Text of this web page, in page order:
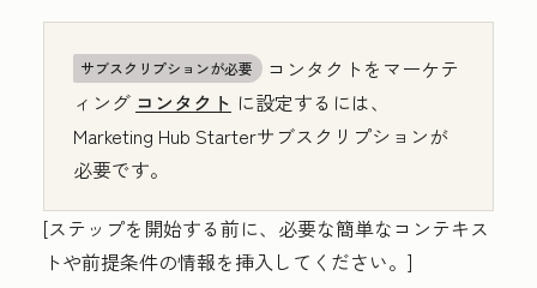
サブスクリプションが必要
コンタクトをマーケテ
ィング コンタクト に設定するには、
Marketing Hub Starterサブスクリプションが
必要です。
[ステップを開始する前に、必要な簡単なコンテキス
トや前提条件の情報を挿入してください。]